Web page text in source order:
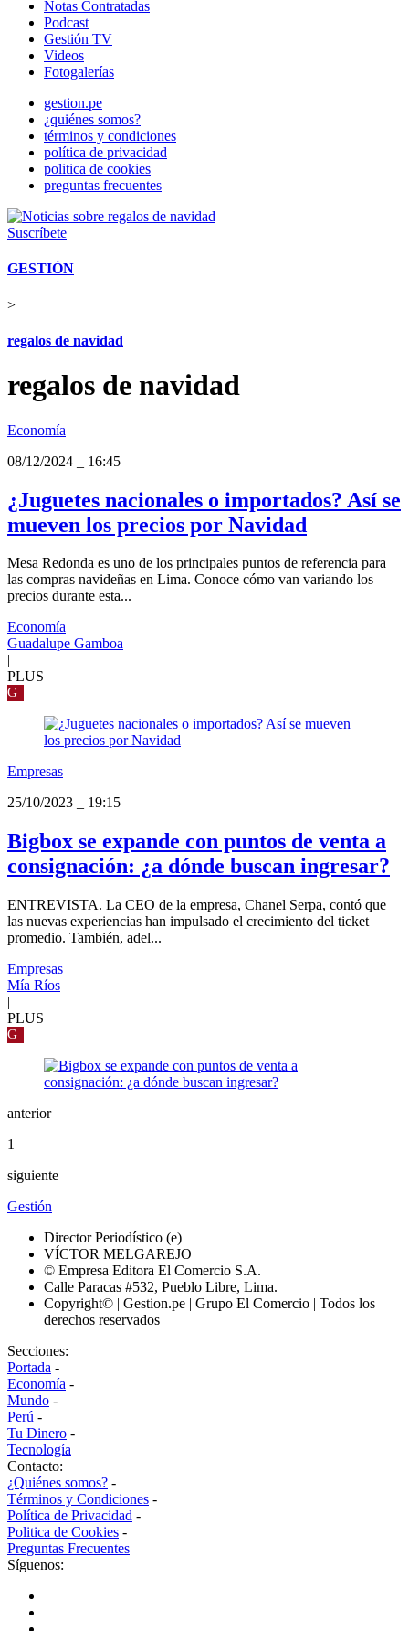
Notas Contratadas
Podcast
Gestión TV
Videos
Fotogalerías
gestion.pe
¿quiénes somos?
términos y condiciones
política de privacidad
politica de cookies
preguntas frecuentes
Suscríbete
GESTIÓN
>
regalos de navidad
regalos de navidad
Economía
08/12/2024
16:45
¿Juguetes nacionales o importados? Así se
mueven los precios por Navidad
Mesa Redonda es uno de los principales puntos de referencia para
las compras navideñas en Lima. Conoce cómo van variando los
precios durante esta...
Economía
Guadalupe Gamboa
PLUS
G
Empresas
25/10/2023
19:15
Bigbox se expande con puntos de venta a
consignación: ¿a dónde buscan ingresar?
ENTREVISTA. La CEO de la empresa, Chanel Serpa, contó que
las nuevas experiencias han impulsado el crecimiento del ticket
promedio. También, adel...
Empresas
Mía Ríos
|
PLUS
G
anterior
1
siguiente
Gestión
Director Periodístico (e)
VÍCTOR MELGAREJO
© Empresa Editora El Comercio S.A.
Calle Paracas #532, Pueblo Libre, Lima.
Copyright© | Gestion.pe | Grupo El Comercio | Todos los
derechos reservados
Secciones:
Portada -
Economía -
Mundo -
Perú -
Tu Dinero -
Tecnología
Contacto:
¿Quiénes somos? -
Términos y Condiciones -
Política de Privacidad -
Politica de Cookies -
Preguntas Frecuentes
Síguenos: